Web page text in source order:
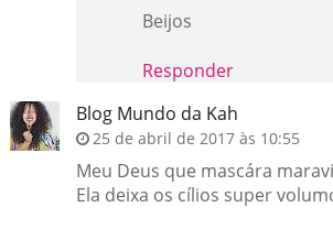
Beijos
Responder
Blog Mundo da Kah
25 de abril de 2017 às 10:55
Meu Deus que mascára
Ela deixa os cílios super